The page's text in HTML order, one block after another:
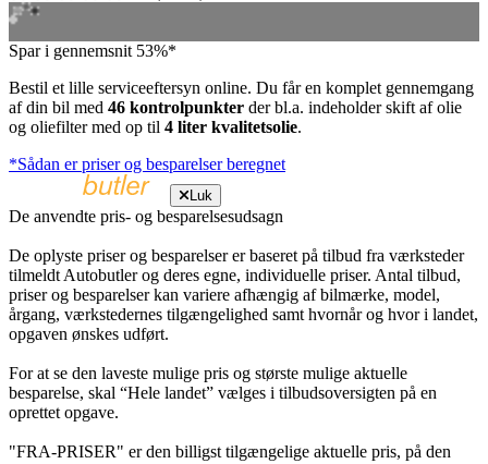
Spar i gennemsnit 53%*
Bestil et lille serviceeftersyn online. Du får en komplet gennemgang
af din bil med 46 kontrolpunkter der bl.a. indeholder skift af olie
og oliefilter med op til 4 liter kvalitetsolie.
*Sådan er priser og besparelser beregnet
Luk
De anvendte pris- og besparelsesudsagn
De oplyste priser og besparelser er baseret på tilbud fra værksteder
tilmeldt Autobutler og deres egne, individuelle priser. Antal tilbud,
priser og besparelser kan variere afhængig af bilmærke, model,
årgang, værkstedernes tilgængelighed samt hvornår og hvor i landet,
opgaven ønskes udført.
For at se den laveste mulige pris og største mulige aktuelle
besparelse, skal “Hele landet” vælges i tilbudsoversigten på en
oprettet opgave.
"FRA-PRISER" er den billigst tilgængelige aktuelle pris, på den